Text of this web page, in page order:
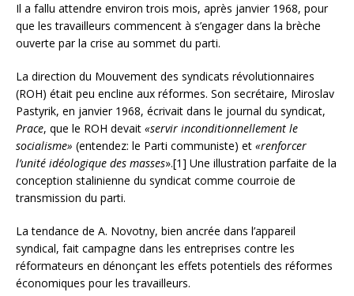
Il a fallu attendre environ trois mois, après janvier 1968, pour
que les travailleurs commencent à s’engager dans la brèche
ouverte par la crise au sommet du parti.
La direction du Mouvement des syndicats révolutionnaires
(ROH) était peu encline aux réformes. Son secrétaire, Miroslav
Pastyrik, en janvier 1968, écrivait dans le journal du syndicat,
Prace, que le ROH devait «servir inconditionnellement le
socialisme» (entendez: le Parti communiste) et «renforcer
l’unité idéologique des masses».[1] Une illustration parfaite de la
conception stalinienne du syndicat comme courroie de
transmission du parti.
La tendance de A. Novotny, bien ancrée dans l’appareil
syndical, fait campagne dans les entreprises contre les
réformateurs en dénonçant les effets potentiels des réformes
économiques pour les travailleurs.